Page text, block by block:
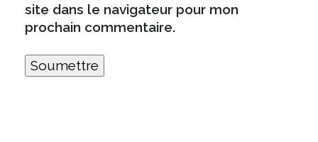
site dans le navigateur pour mon
prochain commentaire.